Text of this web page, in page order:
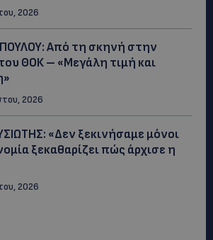
2026
Από τη σκηνή στην
ΘΟΚ – «Μεγάλη τιμή και
2026
«Δεν ξεκινήσαμε μόνοι
ξεκαθαρίζει πώς άρχισε η
2026